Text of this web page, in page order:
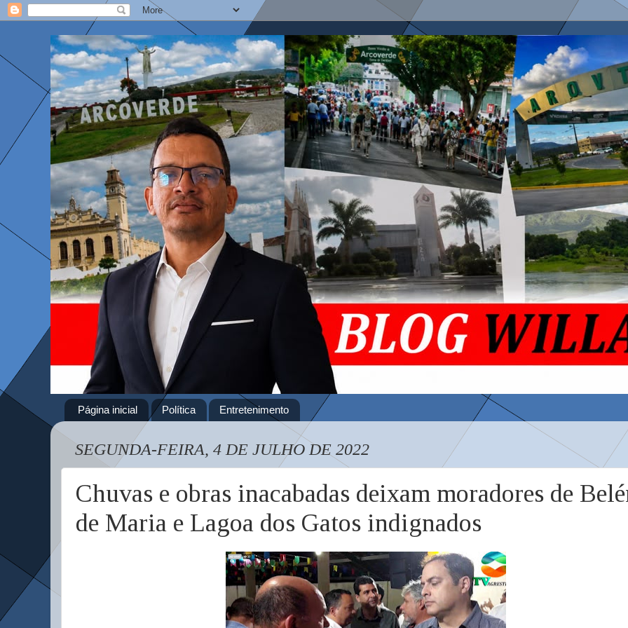
Página inicial Política Entretenimento
SEGUNDA-FEIRA, 4 DE JULHO DE 2022
Chuvas e obras inacabadas deixam moradores de
de Maria e Lagoa dos Gatos indignados